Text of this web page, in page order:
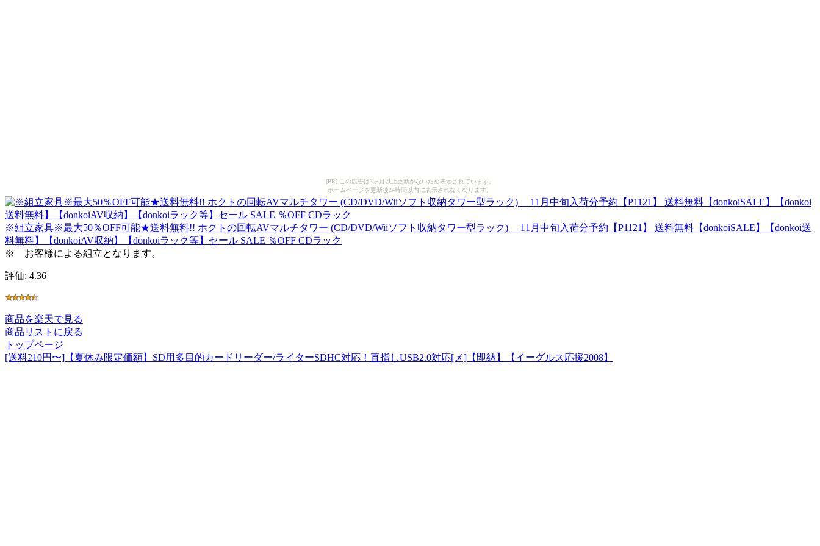
[PR] この広告は3ヶ月以上更新がないため表示されています。
ホームページを更新後24時間以内に表示されなくなります。
※組立家具※最大50％OFF可能★送料無料!! ホクトの回転AVマルチタワー (CD/DVD/Wiiソフト収納タワー型ラック) 11月中旬入荷分予約【P1121】 送料無料【donkoiSALE】【donkoi送
料無料】【donkoiAV収納】【donkoiラック等】セール SALE ％OFF CDラック
※ お客様による組立となります。
評価: 4.36
商品を楽天で見る
商品リストに戻る
トップページ
[送料210円〜]【夏休み限定価額】SD用多目的カードリーダー/ライターSDHC対応！直指しUSB2.0対応[メ]【即納】【イーグルス応援2008】